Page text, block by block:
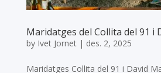
Maridatges del Collita del 91 i
by Ivet Jornet| des. 2, 2025
Maridatges Collita del 91 i David